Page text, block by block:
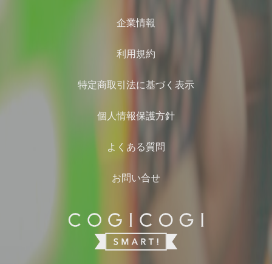
企業情報
利用規約
特定商取引法に基づく表示
個人情報保護方針
よくある質問
お問い合せ